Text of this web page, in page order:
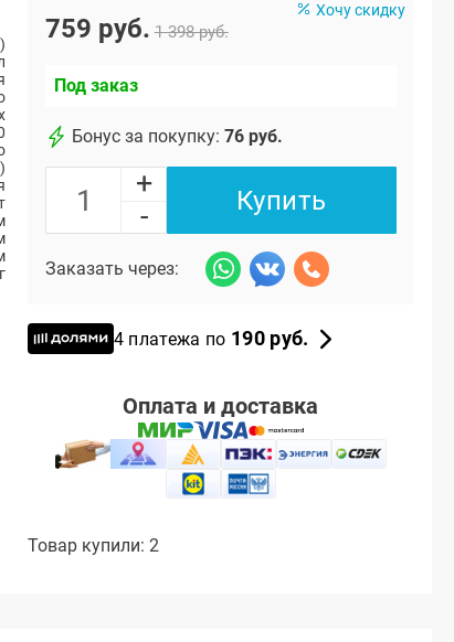
Хочу скидку
759 руб. 1 398 руб.
Под заказ
Бонус за покупку: 76 руб.
+
-
Купить
Заказать через:
4 платежа по 190 руб.
Оплата и доставка
Товар купили: 2